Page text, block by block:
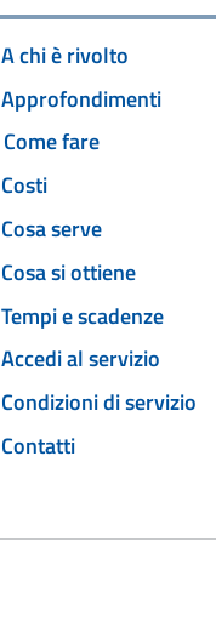
A chi è rivolto
Approfondimenti
Come fare
Costi
Cosa serve
Cosa si ottiene
Tempi e scadenze
Accedi al servizio
Condizioni di servizio
Contatti